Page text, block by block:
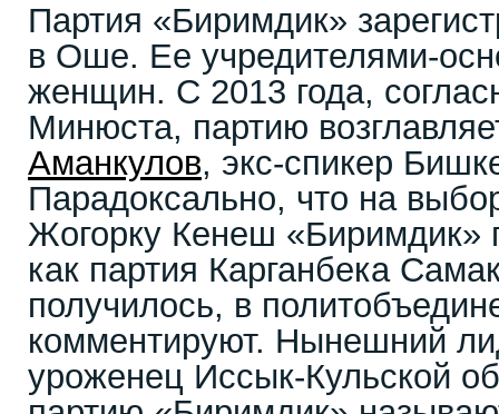
Партия «Биримдик»
в Оше. Ее учредителями-
женщин. С 2013 года,
Минюста, партию
Аманкулов, экс-спикер
Парадоксально, что на
Жогорку Кенеш «Биримдик»
как партия Карганбека
получилось, в
комментируют. Нынешний
уроженец Иссык-Кульской